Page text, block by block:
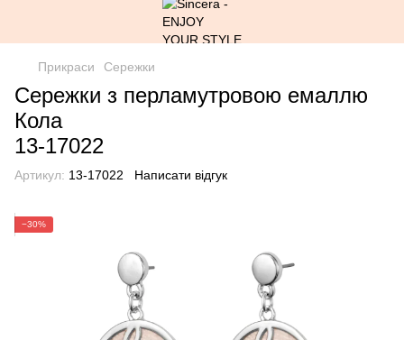
Прикраси Сережки
Сережки з перламутровою емаллю
Кола
13-17022
Артикул: 13-17022 Написати відгук
−30%